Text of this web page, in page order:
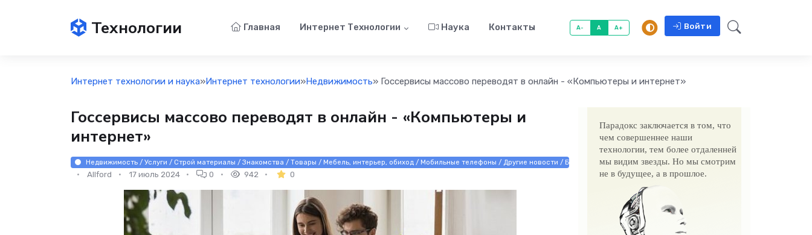
Технологии Главная Интернет Технологии Наука Контакты A- A A+ Войти
Интернет технологии и наука»Интернет технологии»Недвижимость» Госсервисы массово переводят в онлайн - «Компьютеры и интернет»
Госсервисы массово переводят в онлайн - «Компьютеры и
интернет»
Недвижимость / Услуги / Строй материалы / Знакомства / Товары / Мебель, интерьер, обиход / Мобильные телефоны / Другие новости / Бизнес / Электроника и бытовая техника
Allford 17 июль 2024 0 942 0
Парадокс заключается в том, что
чем совершеннее наши
технологии, тем более отдаленней
мы видим звезды. Но мы смотрим
не в будущее, а в прошлое.